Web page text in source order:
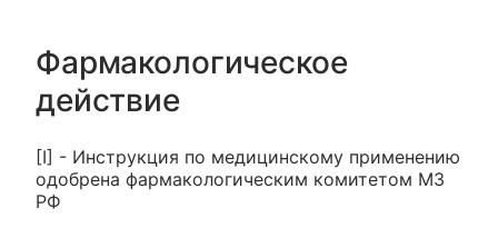
Фармакологическое
действие
[I] - Инструкция по медицинскому применению
одобрена фармакологическим комитетом МЗ
РФ